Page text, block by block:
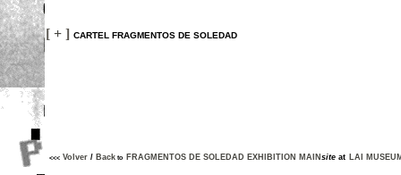
[ + ] CARTEL FRAGMENTOS DE SOLEDAD
<<< Volver / Back to FRAGMENTOS DE SOLEDAD EXHIBITION MAIN site at LAI